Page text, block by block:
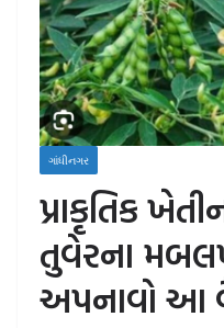
ગાંધીનગર
પ્રાકૃતિક
તુવેરના
અપનાવો આ